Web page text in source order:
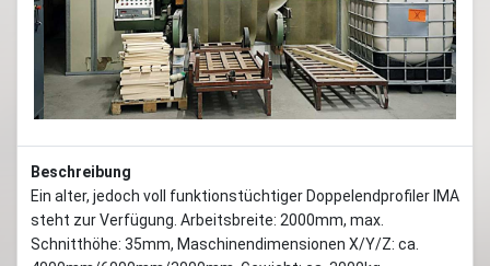
Beschreibung
Ein alter, jedoch voll funktionstüchtiger Doppelendprofiler IMA
steht zur Verfügung. Arbeitsbreite: 2000mm, max.
Schnitthöhe: 35mm, Maschinendimensionen X/Y/Z: ca.